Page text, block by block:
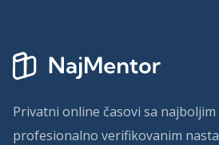
Privatni online časovi sa najboljim
profesionalno verifikovanim